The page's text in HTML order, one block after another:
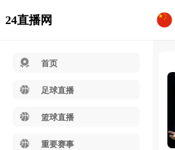
24直播网
首页
足球直播
篮球直播
重要赛事